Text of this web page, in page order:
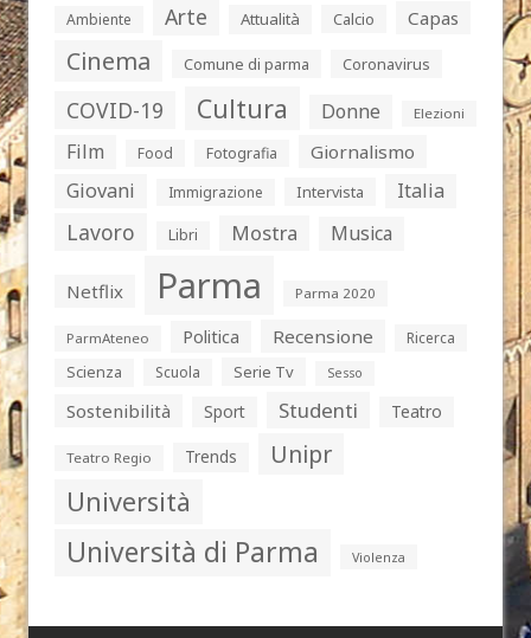
Ambiente Arte Attualità Calcio Capas
Cinema Comune di parma Coronavirus
COVID-19 Cultura Donne Elezioni
Film Food Fotografia Giornalismo
Giovani Immigrazione Intervista Italia
Lavoro Libri Mostra Musica
Netflix Parma Parma 2020
ParmAteneo Politica Recensione
Ricerca
Scienza
Scuola Serie Tv Sesso
Sostenibilità Sport Studenti Teatro
Teatro Regio Trends Unipr
Università
Università di Parma Violenza